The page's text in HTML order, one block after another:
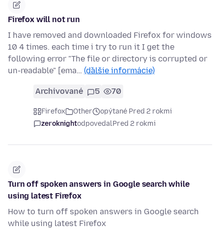
Firefox will not run
I have removed and downloaded Firefox for windows
10 4 times. each time i try to run it I get the
following error "The file or directory is corrupted or
un-readable" [ema… (ďalšie informácie)
Archivované 5 70
Firefox Other
opýtané Pred 2 rokmi
zeroknightodpovedalPred 2 rokmi
Turn off spoken answers in Google search while
using latest Firefox
How to turn off spoken answers in Google search
while using latest Firefox